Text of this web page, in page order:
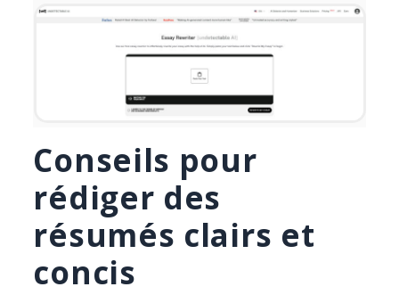
Conseils pour
rédiger des
résumés clairs et
concis